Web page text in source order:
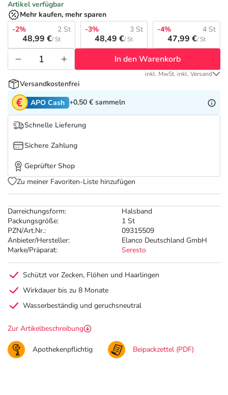
Tierapotheke
Vitamine & Mineralstoffe
Marken
Salus Deals
Darreichungsform:
Halsband
Packungsgröße:
1 St
PZN/Art.Nr.:
09315509
Anbieter/Hersteller:
Elanco Deutschland GmbH
Marke/Präparat:
Seresto
Artikel verfügbar
Mehr kaufen, mehr sparen
-2%
2 St
48,99 €/ St
-3% 3 St
48,49 €/ St
-4% 4 St
47,99 €/ St
In den Warenkorb
inkl. MwSt. inkl. Versand
Versandkostenfrei
APO Cash +0,50 € sammeln
Schnelle Lieferung
Sichere Zahlung
Geprüfter Shop
Zu meiner Favoriten-Liste hinzufügen
Schützt vor Zecken, Flöhen und Haarlingen
Wirkdauer bis zu 8 Monate
Wasserbeständig und geruchsneutral
Zur Artikelbeschreibung
Apothekenpflichtig Beipackzettel (PDF)